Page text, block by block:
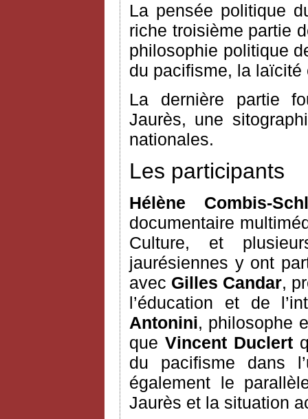
La pensée politique
riche troisième partie
philosophie politique
du pacifisme, la laïcité
La dernière partie
Jaurès, une
nationales.
Les participants
Hélène Combis-
documentaire
Culture, et
jaurésiennes y ont
avec Gilles Candar,
l’éducation et de
Antonini, philosophe
que Vincent Duclert
du pacifisme dans
également le
Jaurès et la situation